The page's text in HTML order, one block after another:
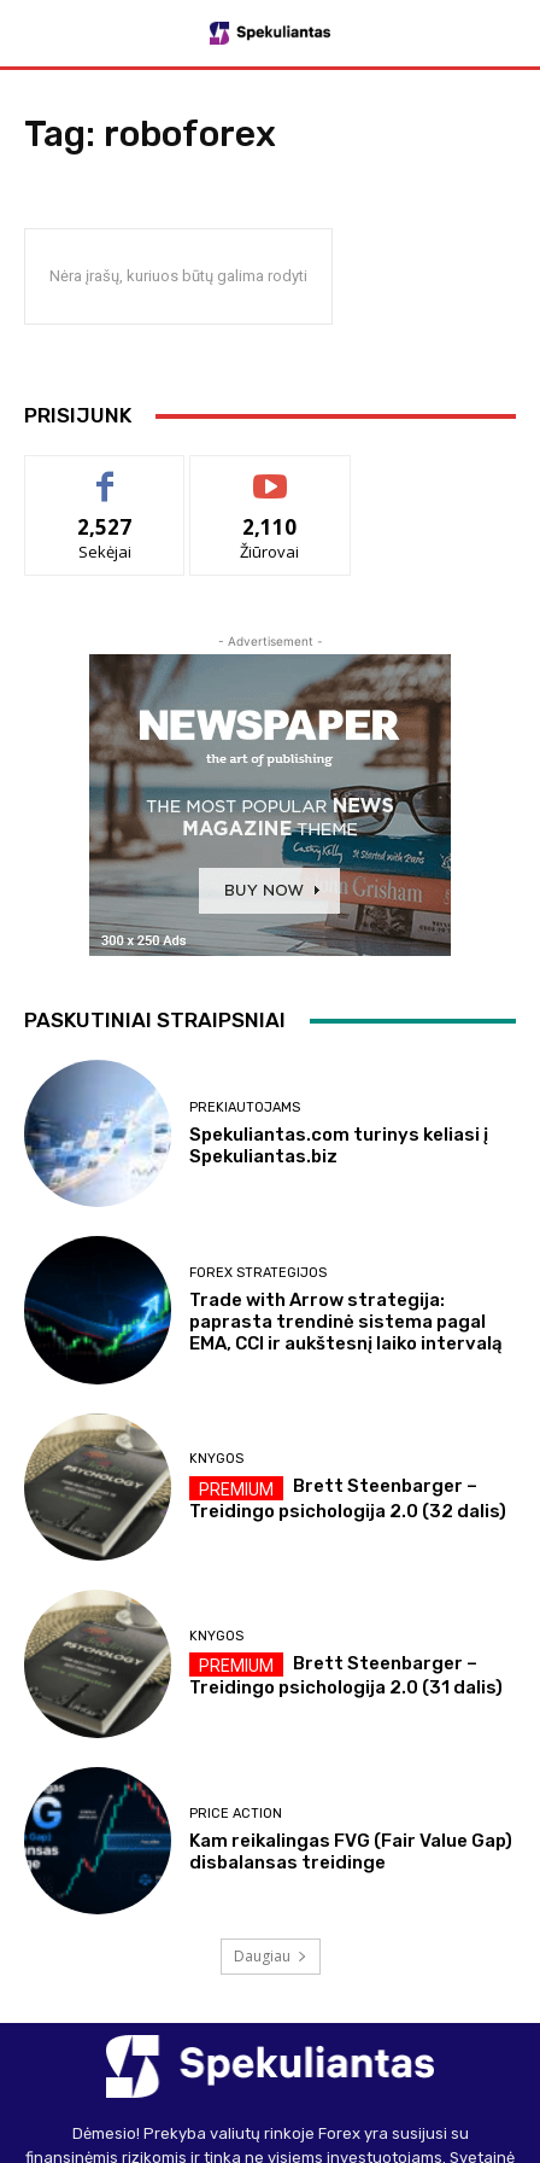
Tag: roboforex
Nėra įrašų, kuriuos būtų galima rodyti
PRISIJUNK
2,527
Sekėjai
2,110
Žiūrovai
- Advertisement -
PASKUTINIAI STRAIPSNIAI
PREKIAUTOJAMS
Spekuliantas.com turinys keliasi į
Spekuliantas.biz
FOREX STRATEGIJOS
Trade with Arrow strategija:
paprasta trendinė sistema pagal
EMA, CCI ir aukštesnį laiko intervalą
KNYGOS
Brett Steenbarger –
Treidingo psichologija 2.0 (32 dalis)
KNYGOS
Brett Steenbarger –
Treidingo psichologija 2.0 (31 dalis)
PRICE ACTION
Kam reikalingas FVG (Fair Value Gap)
disbalansas treidinge
Daugiau
Dėmesio! Prekyba valiutų rinkoje Forex yra susijusi su
finansinėmis rizikomis ir tinka ne visiems investuotojams. Svetainė